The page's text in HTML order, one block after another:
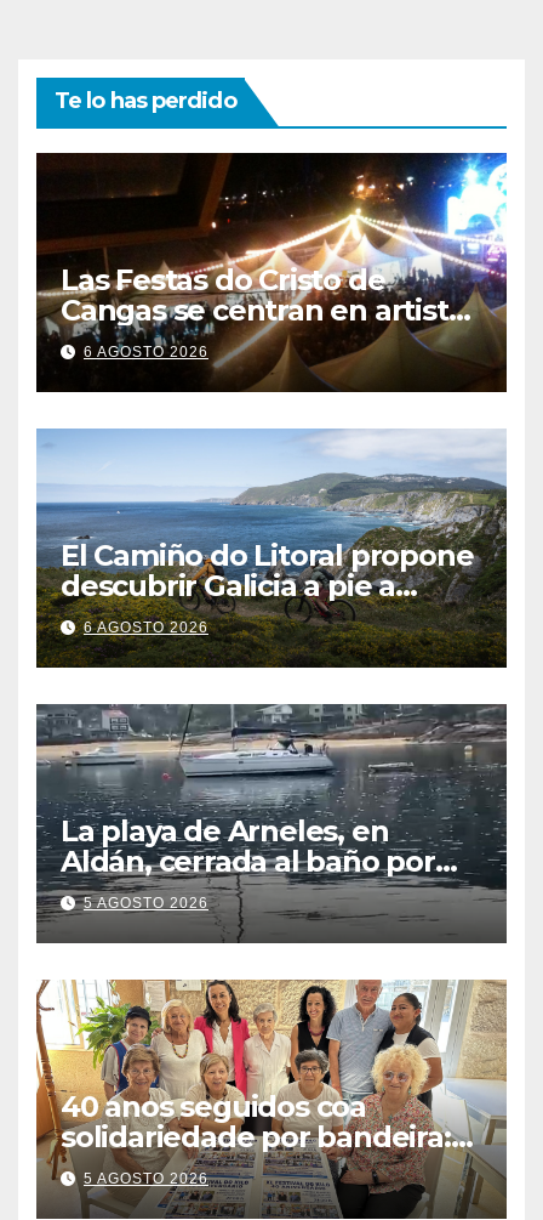
Te lo has perdido
Las Festas do Cristo de
Cangas se centran en artistas
gallegos
6 AGOSTO 2026
El Camiño do Litoral propone
descubrir Galicia a pie a
través de más de 1.300
kilómetros
6 AGOSTO 2026
La playa de Arneles, en
Aldán, cerrada al baño por
contaminación del agua tras
detectarse restos fecales
5 AGOSTO 2026
40 anos seguidos coa
solidariedade por bandeira:
este venres celébrase o
Festival do Kilo no Auditorio
5 AGOSTO 2026